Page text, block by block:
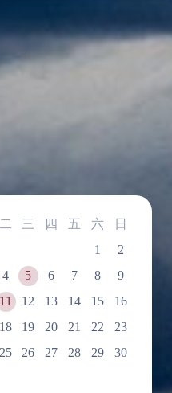
二 三 四 五 六
日
1
2
4 5 6 7 8
9
11 12 13 14 15
16
18 19 20 21 22
23
25 26 27 28 29
30